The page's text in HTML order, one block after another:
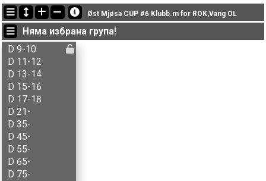
Последно обновени
18:45:12: Inger Røste (N - åpen) финиширал with status finished
18:43:25: Jon-Anders Bordal (N - åpen
18:41:27: Knut Helstad (N - åpen) финиширал with status finished
Øst Mjøsa CUP #6 Klubb.m for ROK,Vang OL
Няма избрана група!
D 9-10
D 11-12
D 13-14
D 15-16
D 17-18
D 21-
D 35-
D 45-
D 55-
D 65-
D 75-